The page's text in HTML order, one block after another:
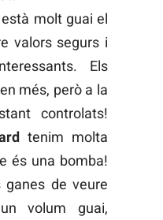
molt guai el
valors segurs i
Els
més, però a la
controlats!
tenim molta
és una bomba!
de veure
volum guai,